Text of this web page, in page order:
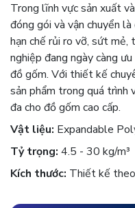
Trong lĩnh vực sản xuất
đóng gói và vận chuyển
hạn chế rủi ro vỡ, sứt mẻ,
nghiệp đang ngày càng
đồ gốm. Với thiết kế
sản phẩm trong quá trình
đa cho đồ gốm cao cấp.
Vật liệu: Expandable
Tỷ trọng: 4.5 - 30 kg/m³
Kích thước: Thiết kế